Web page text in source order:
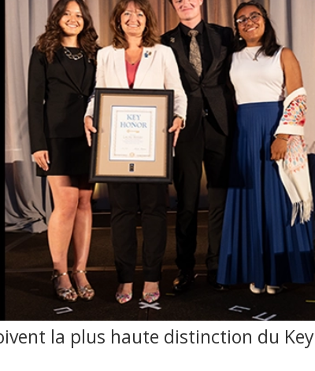
la plus haute distinction du Key